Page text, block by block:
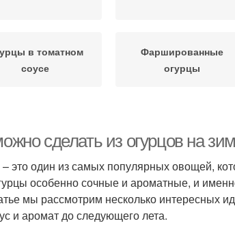
в томатном
соусе
Фаршированные
огурцы
приготовления
сделать из огурцов на
это один из самых популярных овощей,
особенно сочные и ароматные, и
мы рассмотрим несколько интересных
и аромат до следующего лета.